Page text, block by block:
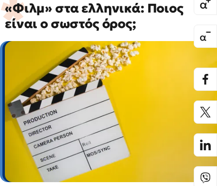
«Φιλμ» στα ελληνικά: Ποιος
είναι ο σωστός όρος;